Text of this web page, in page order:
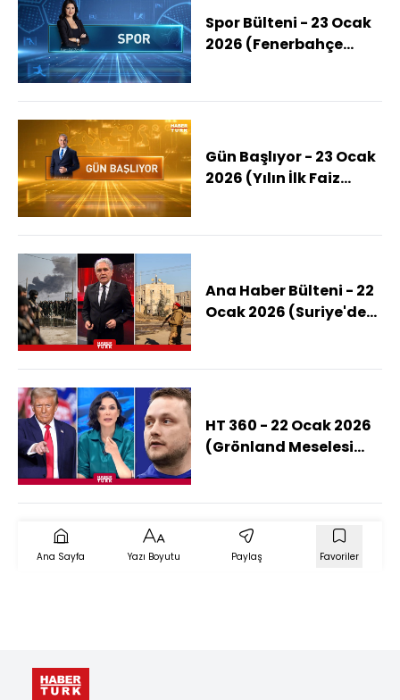
Spor Bülteni - 23 Ocak
2026 (Fenerbahçe
Gün Başlıyor - 23 Ocak
2026 (Yılın İlk Faiz
Ana Haber Bülteni - 22
Ocak 2026 (Suriye'de
HT 360 - 22 Ocak 2026
(Grönland Meselesi
Ana Sayfa Yazı Boyutu Paylaş Favoriler